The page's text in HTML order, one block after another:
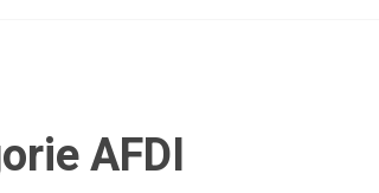
AFDI